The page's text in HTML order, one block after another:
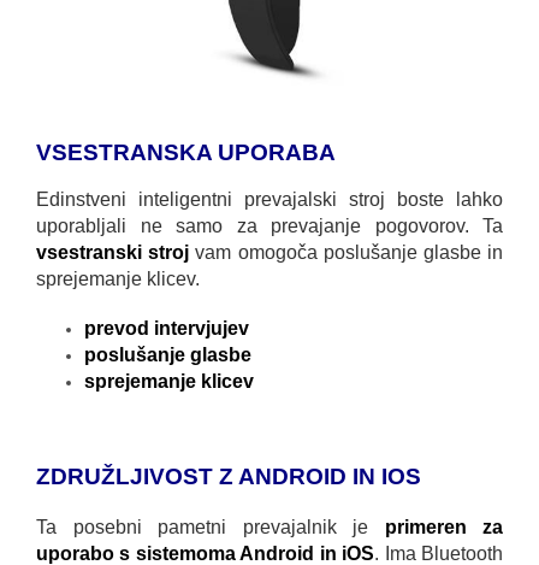
VSESTRANSKA UPORABA
Edinstveni inteligentni prevajalski stroj boste lahko
uporabljali ne samo za prevajanje pogovorov. Ta
vsestranski strojvam omogoča poslušanje glasbe in
sprejemanje klicev.
prevod intervjujev
poslušanje glasbe
sprejemanje klicev
ZDRUŽLJIVOST Z ANDROID IN IOS
Ta posebni pametni prevajalnik je primeren za
uporabo s sistemoma Android in iOS. Ima Bluetooth